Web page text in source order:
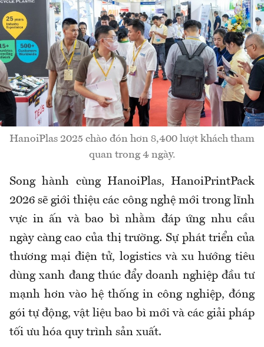
HanoiPlas 2025 chào đón hơn 8,400 lượt khách tham
quan trong 4 ngày.
Song hành cùng HanoiPlas, HanoiPrintPack
2026 sẽ giới thiệu các công nghệ mới trong lĩnh
vực in ấn và bao bì nhằm đáp ứng nhu cầu
ngày càng cao của thị trường. Sự phát triển của
thương mại điện tử, logistics và xu hướng tiêu
dùng xanh đang thúc đẩy doanh nghiệp đầu tư
mạnh hơn vào hệ thống in công nghiệp, đóng
gói tự động, vật liệu bao bì mới và các giải pháp
tối ưu hóa quy trình sản xuất.